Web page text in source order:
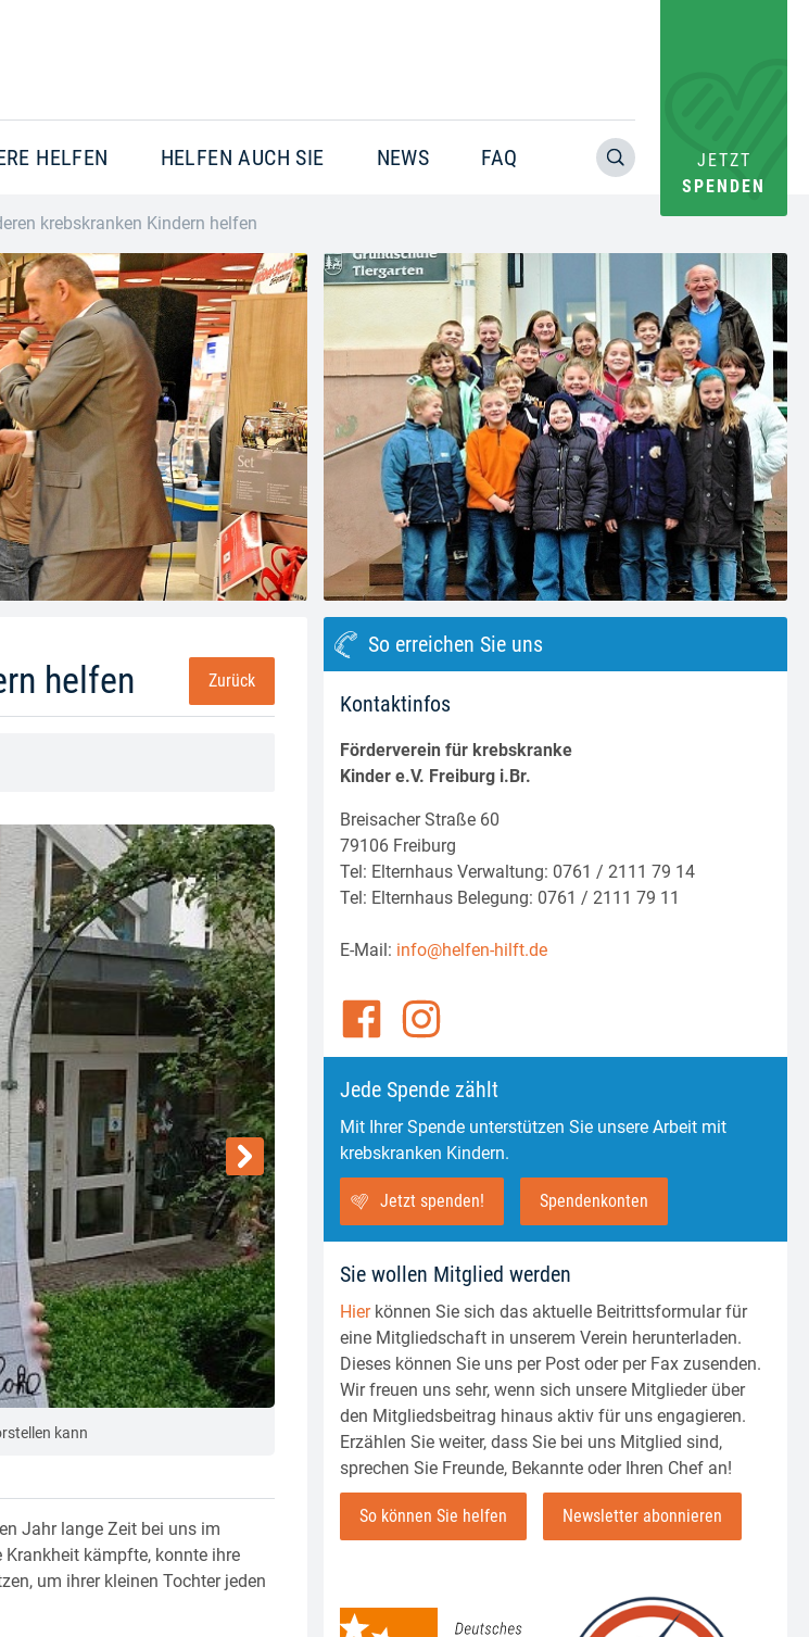
HELFEN HELFEN AUCH SIE NEWS FAQ
JETZT
SPENDEN
krebskranken Kindern helfen
Warning
: Trying to access array offset on value of type bool in
/home/pacs/tgr09/users/website/doms/www.helfen-
hilft.de/htdocs-ssl/app/plugins/oxygen/component-
framework/components/classes/code-
block.class.php(133) : eval()'d code
on line
helfen Zurück
kann Jana und ihr Bruder haben ihre Spielsachen gespendet
Jahr lange Zeit bei uns im
kämpfte, konnte ihre
um ihrer kleinen Tochter jeden
So erreichen Sie uns
Kontaktinfos
Förderverein für krebskranke
Kinder e.V. Freiburg i.Br.
Breisacher Straße 60
79106 Freiburg
Tel: Elternhaus Verwaltung: 0761 / 2111 79 14
Tel: Elternhaus Belegung: 0761 / 2111 79 11
E-Mail: info@helfen-hilft.de
Jede Spende zählt
Mit Ihrer Spende unterstützen Sie unsere Arbeit mit
krebskranken Kindern.
Jetzt spenden! Spendenkonten
Sie wollen Mitglied werden
Hierkönnen Sie sich das aktuelle Beitrittsformular für
eine Mitgliedschaft in unserem Verein herunterladen.
Dieses können Sie uns per Post oder per Fax zusenden.
Wir freuen uns sehr, wenn sich unsere Mitglieder über
den Mitgliedsbeitrag hinaus aktiv für uns engagieren.
Erzählen Sie weiter, dass Sie bei uns Mitglied sind,
sprechen Sie Freunde, Bekannte oder Ihren Chef an!
So können Sie helfen Newsletter abonnieren